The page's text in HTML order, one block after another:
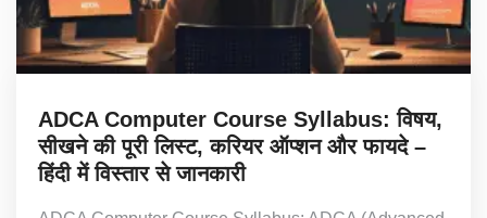
ADCA Computer Course Syllabus: विषय,
सीखने की पूरी लिस्ट, करियर ऑप्शन और फायदे –
हिंदी में विस्तार से जानकारी